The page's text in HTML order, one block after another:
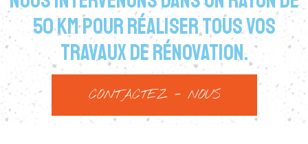
50 km pour réaliser tous vos
travaux de rénovation.
CONTACTEZ - NOUS